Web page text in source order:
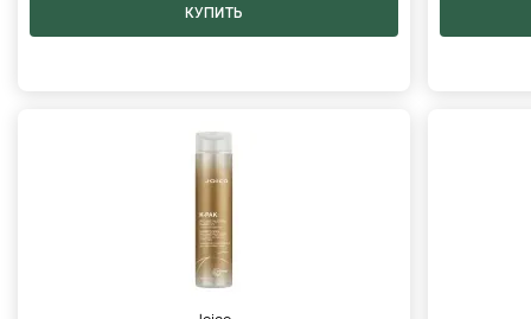
КУПИТЬ